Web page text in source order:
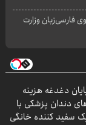
فارسی‌زبان وزارت
دغدغه هزینه
دندان پزشکی با
سفید کننده خانگی